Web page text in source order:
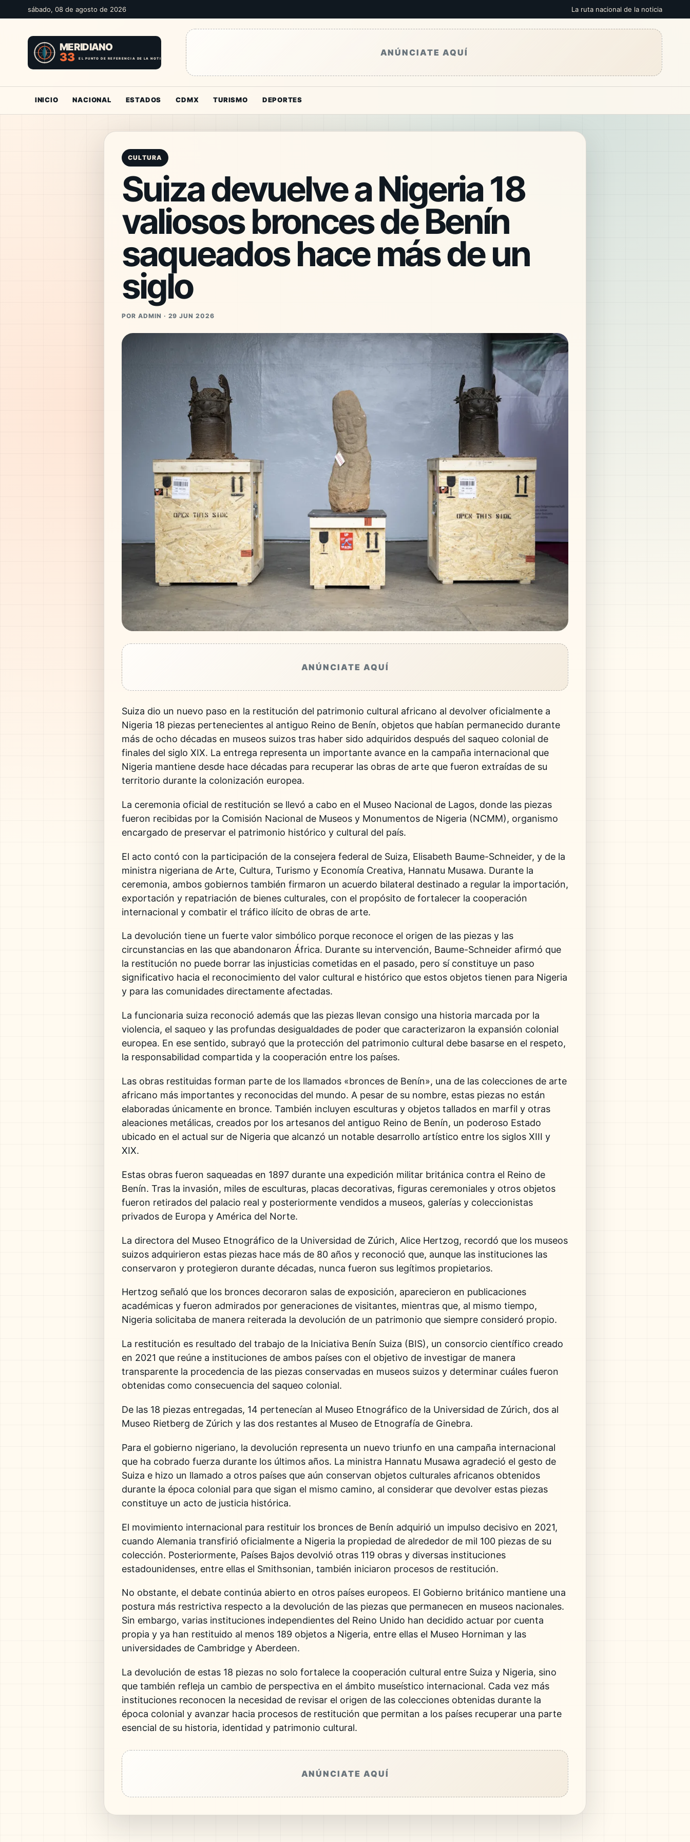
sábado, 08 de agosto de 2026 La ruta nacional de la noticia
ANÚNCIATE AQUÍ
INICIO NACIONAL ESTADOS CDMX TURISMO DEPORTES
CULTURA
Suiza devuelve a Nigeria 18
valiosos bronces de Benín
saqueados hace más de un
siglo
POR ADMIN · 29 JUN 2026
ANÚNCIATE AQUÍ
Suiza dio un nuevo paso en la restitución del patrimonio cultural africano al devolver oficialmente a
Nigeria 18 piezas pertenecientes al antiguo Reino de Benín, objetos que habían permanecido durante
más de ocho décadas en museos suizos tras haber sido adquiridos después del saqueo colonial de
finales del siglo XIX. La entrega representa un importante avance en la campaña internacional que
Nigeria mantiene desde hace décadas para recuperar las obras de arte que fueron extraídas de su
territorio durante la colonización europea.
La ceremonia oficial de restitución se llevó a cabo en el Museo Nacional de Lagos, donde las piezas
fueron recibidas por la Comisión Nacional de Museos y Monumentos de Nigeria (NCMM), organismo
encargado de preservar el patrimonio histórico y cultural del país.
El acto contó con la participación de la consejera federal de Suiza, Elisabeth Baume-Schneider, y de la
ministra nigeriana de Arte, Cultura, Turismo y Economía Creativa, Hannatu Musawa. Durante la
ceremonia, ambos gobiernos también firmaron un acuerdo bilateral destinado a regular la importación,
exportación y repatriación de bienes culturales, con el propósito de fortalecer la cooperación
internacional y combatir el tráfico ilícito de obras de arte.
La devolución tiene un fuerte valor simbólico porque reconoce el origen de las piezas y las
circunstancias en las que abandonaron África. Durante su intervención, Baume-Schneider afirmó que
la restitución no puede borrar las injusticias cometidas en el pasado, pero sí constituye un paso
significativo hacia el reconocimiento del valor cultural e histórico que estos objetos tienen para Nigeria
y para las comunidades directamente afectadas.
La funcionaria suiza reconoció además que las piezas llevan consigo una historia marcada por la
violencia, el saqueo y las profundas desigualdades de poder que caracterizaron la expansión colonial
europea. En ese sentido, subrayó que la protección del patrimonio cultural debe basarse en el respeto,
la responsabilidad compartida y la cooperación entre los países.
Las obras restituidas forman parte de los llamados «bronces de Benín», una de las colecciones de arte
africano más importantes y reconocidas del mundo. A pesar de su nombre, estas piezas no están
elaboradas únicamente en bronce. También incluyen esculturas y objetos tallados en marfil y otras
aleaciones metálicas, creados por los artesanos del antiguo Reino de Benín, un poderoso Estado
ubicado en el actual sur de Nigeria que alcanzó un notable desarrollo artístico entre los siglos XIII y
XIX.
Estas obras fueron saqueadas en 1897 durante una expedición militar británica contra el Reino de
Benín. Tras la invasión, miles de esculturas, placas decorativas, figuras ceremoniales y otros objetos
fueron retirados del palacio real y posteriormente vendidos a museos, galerías y coleccionistas
privados de Europa y América del Norte.
La directora del Museo Etnográfico de la Universidad de Zúrich, Alice Hertzog, recordó que los museos
suizos adquirieron estas piezas hace más de 80 años y reconoció que, aunque las instituciones las
conservaron y protegieron durante décadas, nunca fueron sus legítimos propietarios.
Hertzog señaló que los bronces decoraron salas de exposición, aparecieron en publicaciones
académicas y fueron admirados por generaciones de visitantes, mientras que, al mismo tiempo,
Nigeria solicitaba de manera reiterada la devolución de un patrimonio que siempre consideró propio.
La restitución es resultado del trabajo de la Iniciativa Benín Suiza (BIS), un consorcio científico creado
en 2021 que reúne a instituciones de ambos países con el objetivo de investigar de manera
transparente la procedencia de las piezas conservadas en museos suizos y determinar cuáles fueron
obtenidas como consecuencia del saqueo colonial.
De las 18 piezas entregadas, 14 pertenecían al Museo Etnográfico de la Universidad de Zúrich, dos al
Museo Rietberg de Zúrich y las dos restantes al Museo de Etnografía de Ginebra.
Para el gobierno nigeriano, la devolución representa un nuevo triunfo en una campaña internacional
que ha cobrado fuerza durante los últimos años. La ministra Hannatu Musawa agradeció el gesto de
Suiza e hizo un llamado a otros países que aún conservan objetos culturales africanos obtenidos
durante la época colonial para que sigan el mismo camino, al considerar que devolver estas piezas
constituye un acto de justicia histórica.
El movimiento internacional para restituir los bronces de Benín adquirió un impulso decisivo en 2021,
cuando Alemania transfirió oficialmente a Nigeria la propiedad de alrededor de mil 100 piezas de su
colección. Posteriormente, Países Bajos devolvió otras 119 obras y diversas instituciones
estadounidenses, entre ellas el Smithsonian, también iniciaron procesos de restitución.
No obstante, el debate continúa abierto en otros países europeos. El Gobierno británico mantiene una
postura más restrictiva respecto a la devolución de las piezas que permanecen en museos nacionales.
Sin embargo, varias instituciones independientes del Reino Unido han decidido actuar por cuenta
propia y ya han restituido al menos 189 objetos a Nigeria, entre ellas el Museo Horniman y las
universidades de Cambridge y Aberdeen.
La devolución de estas 18 piezas no solo fortalece la cooperación cultural entre Suiza y Nigeria, sino
que también refleja un cambio de perspectiva en el ámbito museístico internacional. Cada vez más
instituciones reconocen la necesidad de revisar el origen de las colecciones obtenidas durante la
época colonial y avanzar hacia procesos de restitución que permitan a los países recuperar una parte
esencial de su historia, identidad y patrimonio cultural.
ANÚNCIATE AQUÍ